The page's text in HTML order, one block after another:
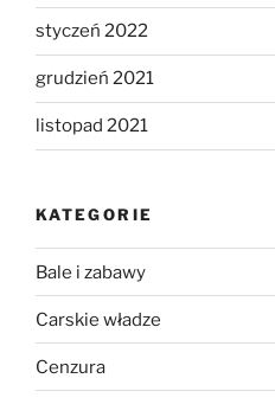
styczeń 2022
grudzień 2021
listopad 2021
KATEGORIE
Bale i zabawy
Carskie władze
Cenzura